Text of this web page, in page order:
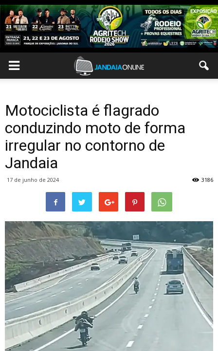
Motociclista é flagrado
conduzindo moto de forma
irregular no contorno de
Jandaia
17 de junho de 2024 3186